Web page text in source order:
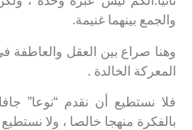
والجمع بينهما غنيمة.
وهنا صراع بين العقل والعاطفة
المعركة الخالدة .
فلا نستطيع أن نقدم “نوعا”
بالفكرة منهجا خالصا ، ولا